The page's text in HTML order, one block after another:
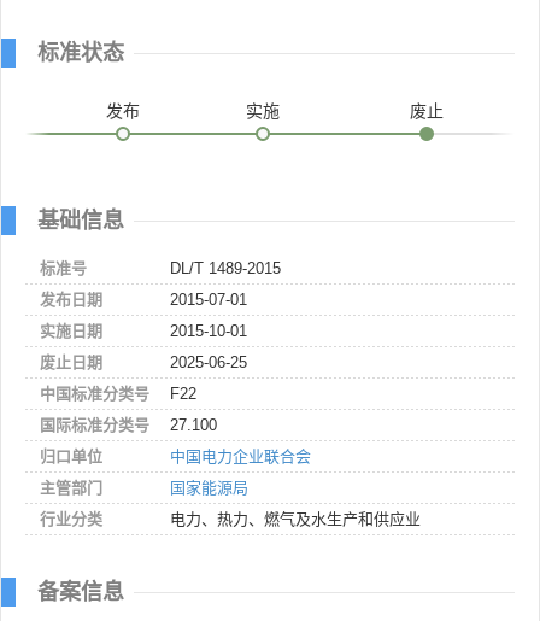
标准状态
发布 实施 废止
基础信息
标准号
DL/T 1489-2015
发布日期
2015-07-01
实施日期
2015-10-01
废止日期
2025-06-25
中国标准分类号
F22
国际标准分类号
27.100
归口单位
中国电力企业联合会
主管部门
国家能源局
行业分类
电力、热力、燃气及水生产和供应业
备案信息